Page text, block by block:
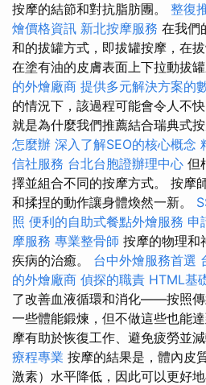
按摩的結節和對抗脂肪團。 整復
燴價格資訊 新北按摩服務 在我們
和的拔罐方式，即拔罐按摩，在
在塗有油的皮膚表面上下拉動拔
的外燴廠商 提供多元解決方案的
的情況下，該過程可能會令人不
就是為什麼我們推薦結合瑞典式
怎麼辦 深入了解SEO的核心概念
信社服務 台北台胞證辦理中心 但
擇並組合不同的按摩方式。 按摩
和揉捏的動作讓身體煥然一新。
照 便利的自助式餐點外燴服務 申
摩服務 專業整骨師 按摩的物理和
疾病的治癒。 台中外燴服務首選
的外燴廠商 偵探的職責 HTML基
了改善血液循環和消化——按照
一些體能鍛煉，但不做這些也能
摩有助於恢復工作、避免疲勞並
療程專業 按摩的結果是，體內皮
激素）水平降低，因此可以更好地